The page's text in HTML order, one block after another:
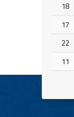
18
17
22
11